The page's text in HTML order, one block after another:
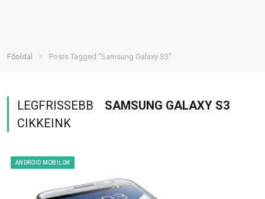
Főoldal » Posts Tagged "Samsung Galaxy S3"
LEGFRISSEBB
SAMSUNG GALAXY S3
CIKKEINK
ANDROID MOBILOK